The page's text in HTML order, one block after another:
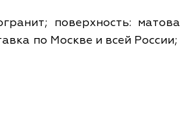
поверхность:
по Москве и всей